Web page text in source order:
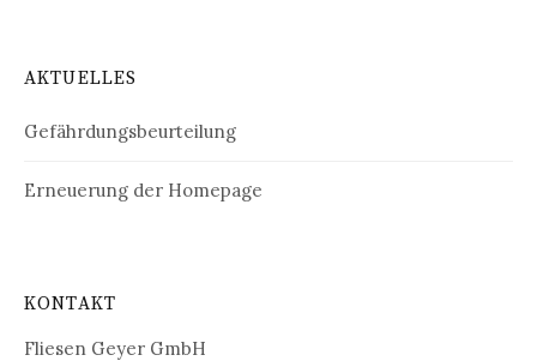
AKTUELLES
Gefährdungsbeurteilung
Erneuerung der Homepage
KONTAKT
Fliesen Geyer GmbH